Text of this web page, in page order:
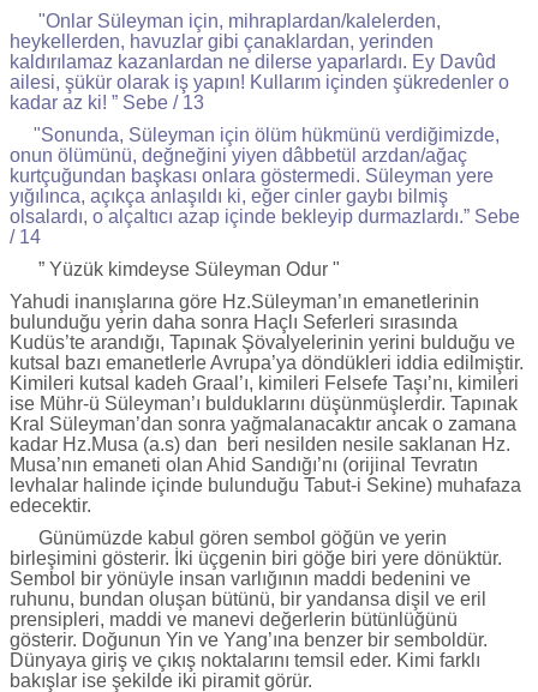
"Onlar Süleyman için, mihraplardan/kalelerden,
heykellerden, havuzlar gibi çanaklardan, yerinden
kaldırılamaz kazanlardan ne dilerse yaparlardı. Ey Davûd
ailesi, şükür olarak iş yapın! Kullarım içinden şükredenler o
kadar az ki! ” Sebe / 13
"Sonunda, Süleyman için ölüm hükmünü verdiğimizde,
onun ölümünü, değneğini yiyen dâbbetül arzdan/ağaç
kurtçuğundan başkası onlara göstermedi. Süleyman yere
yığılınca, açıkça anlaşıldı ki, eğer cinler gaybı bilmiş
olsalardı, o alçaltıcı azap içinde bekleyip durmazlardı.” Sebe
/ 14
” Yüzük kimdeyse Süleyman Odur "
Yahudi inanışlarına göre Hz.Süleyman’ın emanetlerinin
bulunduğu yerin daha sonra Haçlı Seferleri sırasında
Kudüs’te arandığı, Tapınak Şövalyelerinin yerini bulduğu ve
kutsal bazı emanetlerle Avrupa’ya döndükleri iddia edilmiştir.
Kimileri kutsal kadeh Graal’ı, kimileri Felsefe Taşı’nı, kimileri
ise Mühr-ü Süleyman’ı bulduklarını düşünmüşlerdir. Tapınak
Kral Süleyman’dan sonra yağmalanacaktır ancak o zamana
kadar Hz.Musa (a.s) dan beri nesilden nesile saklanan Hz.
Musa’nın emaneti olan Ahid Sandığı’nı (orijinal Tevratın
levhalar halinde içinde bulunduğu Tabut-i Sekine) muhafaza
edecektir.
Günümüzde kabul gören sembol göğün ve yerin
birleşimini gösterir. İki üçgenin biri göğe biri yere dönüktür.
Sembol bir yönüyle insan varlığının maddi bedenini ve
ruhunu, bundan oluşan bütünü, bir yandansa dişil ve eril
prensipleri, maddi ve manevi değerlerin bütünlüğünü
gösterir. Doğunun Yin ve Yang’ına benzer bir semboldür.
Dünyaya giriş ve çıkış noktalarını temsil eder. Kimi farklı
bakışlar ise şekilde iki piramit görür.